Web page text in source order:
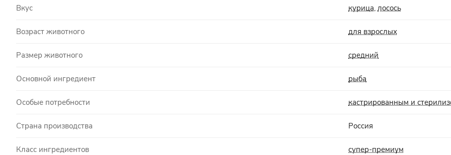
Вкус курица, лосось
Возраст животного для взрослых
Размер животного средний
Основной ингредиент рыба
Особые потребности кастрированным и
Страна производства Россия
Класс ингредиентов супер-премиум